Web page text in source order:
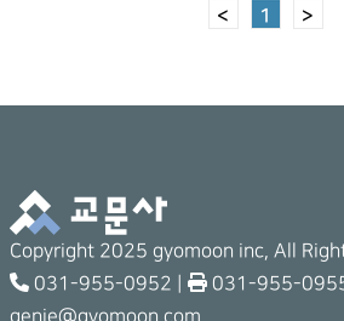
< 1 >
Copyright 2025 gyomoon inc, All
031-955-0952 |
031-955-